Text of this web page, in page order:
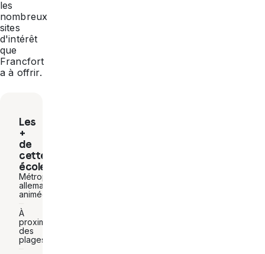
les
nombreux
sites
d'intérêt
que
Francfort
a à offrir.
Les
+
de
cette
école
Métropole
allemande
animée
À
proximité
des
plages